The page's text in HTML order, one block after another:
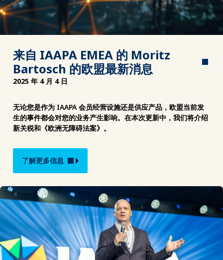
来自 IAAPA EMEA 的 Moritz
Bartosch 的欧盟最新消息
2025 年 4 月 4 日
无论您是作为 IAAPA 会员经营设施还是供应产品，欧盟当前发
生的事件都会对您的业务产生影响。在本次更新中，我们将介绍
新关税和《欧洲无障碍法案》。
了解更多信息